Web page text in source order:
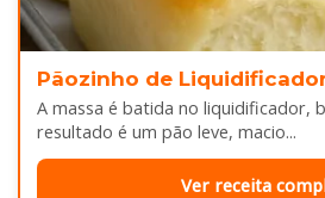
Pãozinho de
A massa é batida no liquidificador,
resultado é um pão leve, macio...
Ver receita